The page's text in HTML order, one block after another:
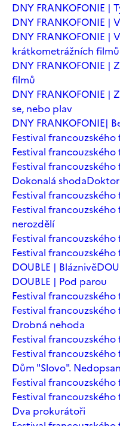
DNY FRANKOFONIE |
DNY FRANKOFONIE |
DNY FRANKOFONIE |
krátkometrážních filmů
DNY FRANKOFONIE |
filmů
DNY FRANKOFONIE |
se, nebo plav
DNY FRANKOFONIE|
Festival
Festival
Festival
Dokonalá shoda
Festival
Festival
nerozdělí
Festival
Festival
DOUBLE | Bláznivě
DOUBLE | Pod parou
Festival
Festival
Drobná nehoda
Festival
Festival
Dům "Slovo".
Festival
Festival
Dva prokurátoři